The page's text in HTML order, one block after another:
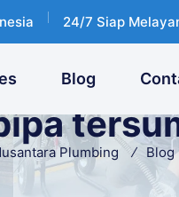
24/7 Siap
Blog
Plumbing Blog